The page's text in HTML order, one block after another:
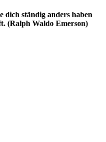
dich ständig anders haben
(Ralph Waldo Emerson)